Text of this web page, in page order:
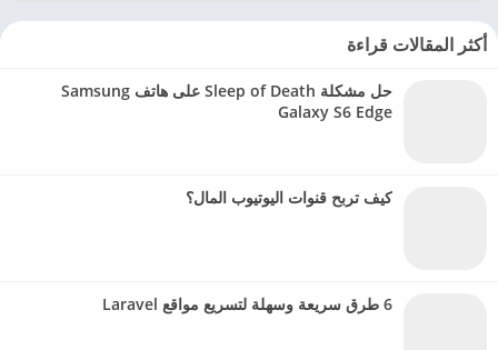
أكثر المقالات قراءة
حل مشكلة Sleep of Death على هاتف Samsung
Galaxy S6 Edge
كيف تربح قنوات اليوتيوب المال؟
6 طرق سريعة وسهلة لتسريع مواقع Laravel